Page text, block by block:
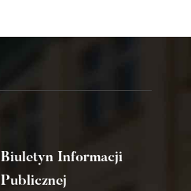
Biuletyn Informacji
Publicznej